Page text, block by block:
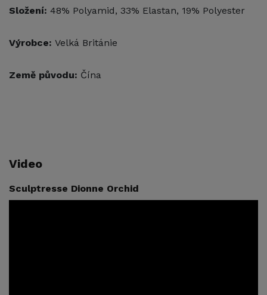
Složení: 48% Polyamid, 33% Elastan, 19% Polyester
Výrobce: Velká Británie
Země původu: Čína
Video
Sculptresse Dionne Orchid